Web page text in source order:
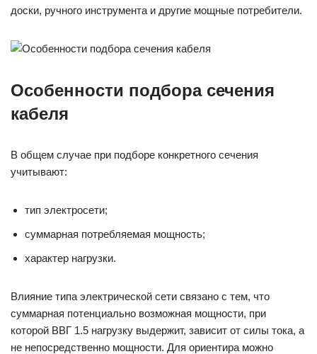
доски, ручного инструмента и другие мощные потребители.
Особенности подбора сечения
кабеля
В общем случае при подборе конкретного сечения
учитывают:
тип электросети;
суммарная потребляемая мощность;
характер нагрузки.
Влияние типа электрической сети связано с тем, что
суммарная потенциально возможная мощности, при
которой ВВГ 1.5 нагрузку выдержит, зависит от силы тока, а
не непосредственно мощности. Для ориентира можно